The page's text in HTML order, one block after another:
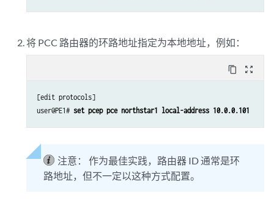
将 PCC 路由器的环路地址指定为本地地址，例如：
content_copy zoom_out_map
[edit protocols]
user@PE1# set pcep pce northstar1 local-address 10.0.0.101
注意：
作为最佳实践，路由器 ID 通常是环
路地址，但不一定以这种方式配置。